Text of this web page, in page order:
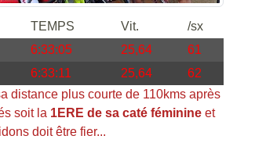
TEMPS Vit.
/sx
6:33:05 25,64
61
6:33:11 25,64
62
distance plus courte de 110kms après
soit la 1ERE de sa caté féminine et
doit être fier...